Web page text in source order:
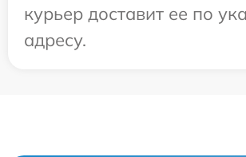
курьер доставит ее по
адресу.